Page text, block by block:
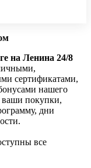
на Ленина 24/8
сертификатами,
нашего
ваши покупки,
дни
все